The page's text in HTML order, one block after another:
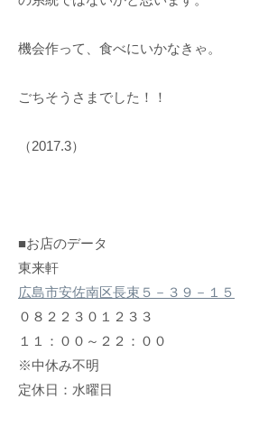
機会作って、食べにいかなきゃ。
ごちそうさまでした！！
（2017.3）
■お店のデータ
東来軒
広島市安佐南区長束５－３９－１５
０８２２３０１２３３
１１：００～２２：００
※中休み不明
定休日：水曜日